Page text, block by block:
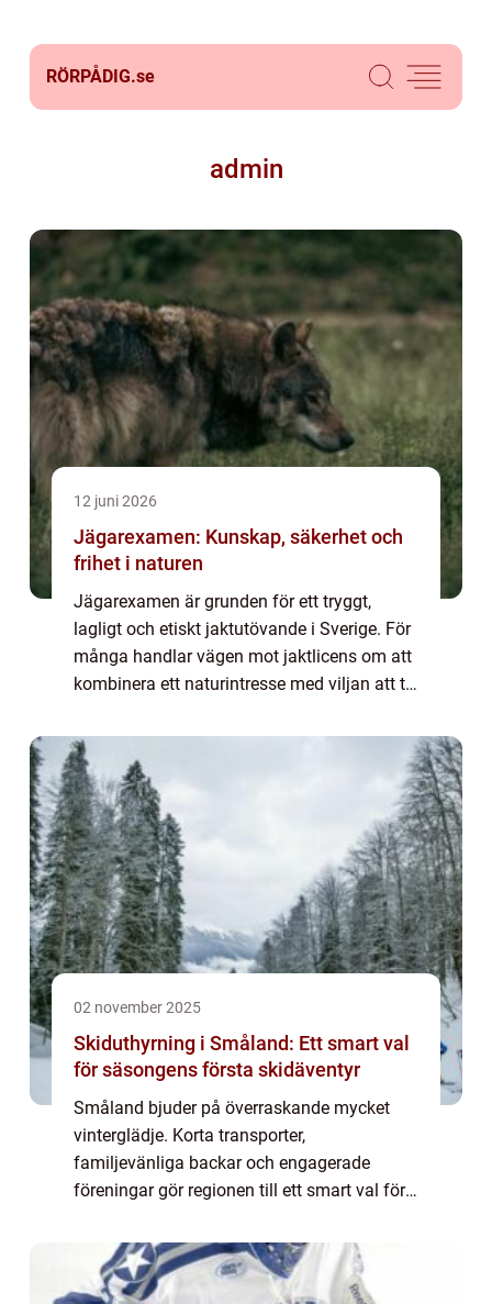
RÖRPÅDIG.se
admin
12 juni 2026
Jägarexamen: Kunskap, säkerhet och
frihet i naturen
Jägarexamen är grunden för ett tryggt,
lagligt och etiskt jaktutövande i Sverige. För
många handlar vägen mot jaktlicens om att
kombinera ett naturintresse med viljan att ta
02 november 2025
Skiduthyrning i Småland: Ett smart val
för säsongens första skidäventyr
Småland bjuder på överraskande mycket
vinterglädje. Korta transporter,
familjevänliga backar och engagerade
föreningar gör regionen till ett smart val för